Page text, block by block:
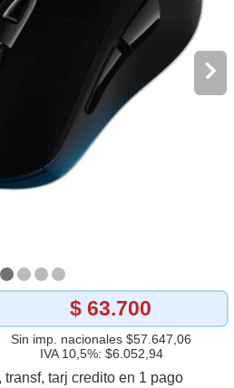
$ 63.700
Sin imp. nacionales $57.647,06
IVA 10,5%: $6.052,94
transf, tarj credito en 1 pago